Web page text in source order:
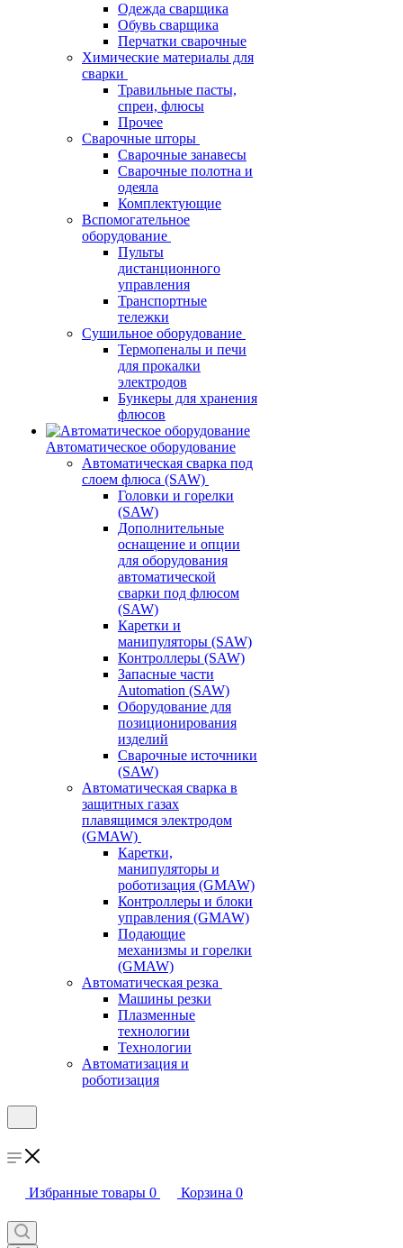
Одежда сварщика
Обувь сварщика
Перчатки сварочные
Химические материалы для
сварки
Травильные пасты,
спреи, флюсы
Прочее
Сварочные шторы
Сварочные занавесы
Сварочные полотна и
одеяла
Комплектующие
Вспомогательное
оборудование
Пульты
дистанционного
управления
Транспортные
тележки
Сушильное оборудование
Термопеналы и печи
для прокалки
электродов
Бункеры для хранения
флюсов
Автоматическое оборудование
Автоматическая сварка под
слоем флюса (SAW)
Головки и горелки
(SAW)
Дополнительные
оснащение и опции
для оборудования
автоматической
сварки под флюсом
(SAW)
Каретки и
манипуляторы (SAW)
Контроллеры (SAW)
Запасные части
Automation (SAW)
Оборудование для
позиционирования
изделий
Сварочные источники
(SAW)
Автоматическая сварка в
защитных газах
плавящимся электродом
(GMAW)
Каретки,
манипуляторы и
роботизация (GMAW)
Контроллеры и блоки
управления (GMAW)
Подающие
механизмы и горелки
(GMAW)
Автоматическая резка
Машины резки
Плазменные
технологии
Технологии
Автоматизация и
роботизация
Избранные товары 0 Корзина 0